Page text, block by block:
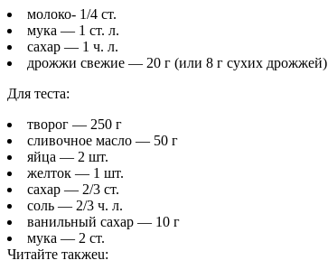
молоко- 1/4 ст.
мука — 1 ст. л.
сахар — 1 ч. л.
дрожжи свежие — 20 г (или 8 г сухих дрожжей)
Для теста:
творог — 250 г
сливочное масло — 50 г
яйца — 2 шт.
желток — 1 шт.
сахар — 2/3 ст.
соль — 2/3 ч. л.
ванильный сахар — 10 г
мука — 2 ст.
Читайте такжеu: